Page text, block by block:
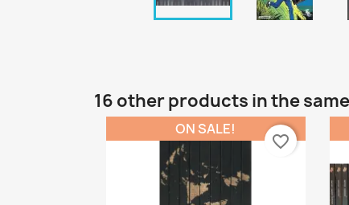
16 other products in the
ON SALE!
favorite_border